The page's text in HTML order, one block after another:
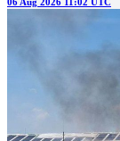
06 Aug 2026 11:02 UTC